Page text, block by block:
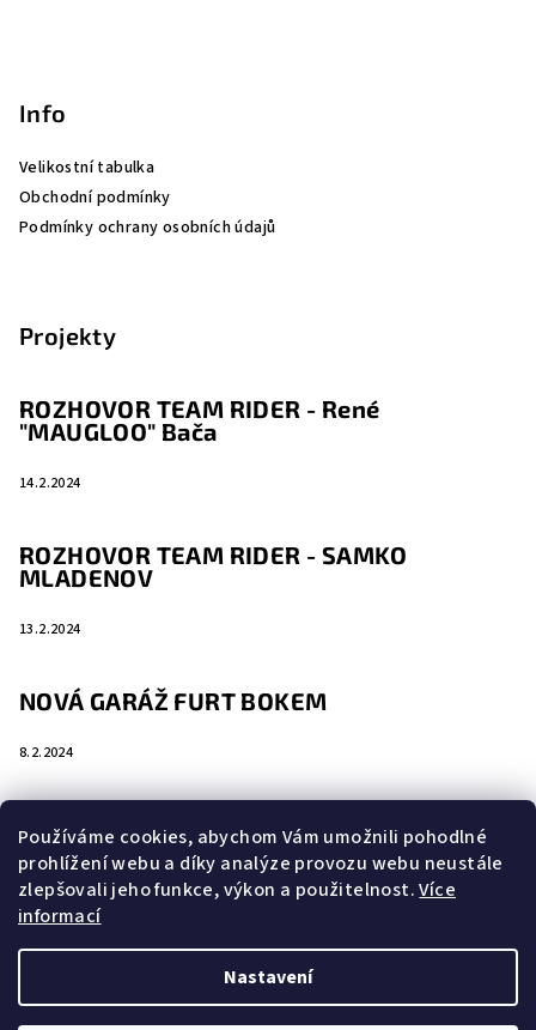
Používáme cookies, abychom Vám umožnili pohodlné
prohlížení webu a díky analýze provozu webu neustále
zlepšovali jeho funkce, výkon a použitelnost.Více
informací
Nastavení
Info
Velikostní tabulka
Obchodní podmínky
Podmínky ochrany osobních údajů
Projekty
ROZHOVOR TEAM RIDER - René
"MAUGLOO" Bača
14.2.2024
ROZHOVOR TEAM RIDER - SAMKO
MLADENOV
13.2.2024
NOVÁ GARÁŽ FURT BOKEM
8.2.2024
Vyhledávání
Hledat